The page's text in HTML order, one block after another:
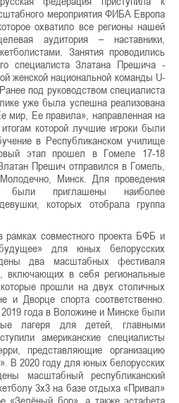
мероприятия ФИБА Европа
охватило все регионы нашей
аудитория – наставники,
Занятия проводились
специалиста Златана Прешича -
женской национальной команды U-
под руководством специалиста
уже была успешна реализована
мир, Ее правила», направленная на
которой лучшие игроки были
в Республиканском училище
этап прошел в Гомеле 17-18
Прешич отправился в Гомель,
Минск. Для проведения
были приглашены наиболее
которых отобрала группа
рамках совместного проекта БФБ и
для юных белорусских
два масштабных фестиваля
включающих в себя региональные
прошли на двух столичных
и Дворце спорта соответственно.
года в Воложине и Минске были
лагеря для детей, главными
американские специалисты
представляющие организацию
В 2020 году для юных белорусских
масштабный республиканский
3х3 на базе отдыха «Привал»
«Зелёный бор», а также эстафета